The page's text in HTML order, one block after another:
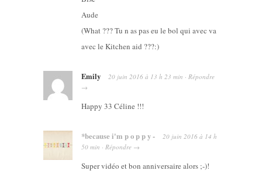
Aude
(What ??? Tu n as pas eu le bol qui avec va
avec le Kitchen aid ???:)
Emily 20 juin 2016 à 13 h 23 min · Répondre
→
Happy 33 Céline !!!
*because i'm p o p p y - 20 juin 2016 à 14 h
50 min · Répondre →
Super vidéo et bon anniversaire alors ;-)!